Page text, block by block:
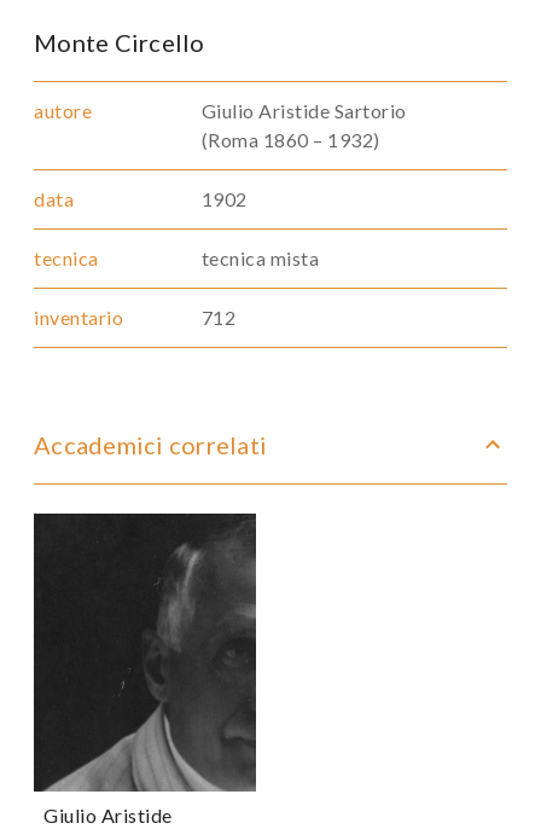
Monte Circello
autore
Giulio Aristide Sartorio
(Roma 1860 – 1932)
data 1902
tecnica tecnica mista
inventario 712
Accademici correlati
Giulio Aristide